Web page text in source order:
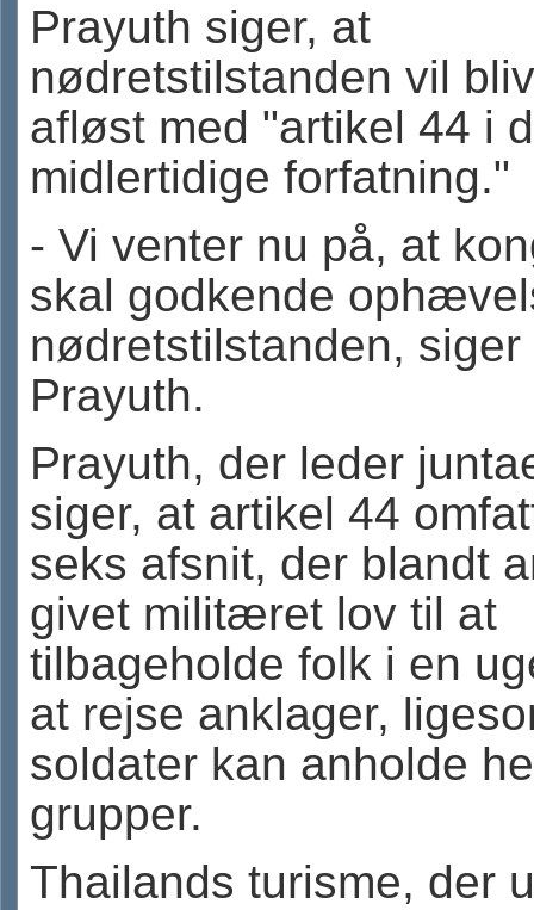
Prayuth siger, at
nødretstilstanden vil
afløst med "artikel 44 i
midlertidige forfatning."
- Vi venter nu på, at
skal godkende
nødretstilstanden, siger
Prayuth.
Prayuth, der leder
siger, at artikel 44
seks afsnit, der blandt
givet militæret lov til at
tilbageholde folk i en
at rejse anklager,
soldater kan anholde
grupper.
Thailands turisme, der